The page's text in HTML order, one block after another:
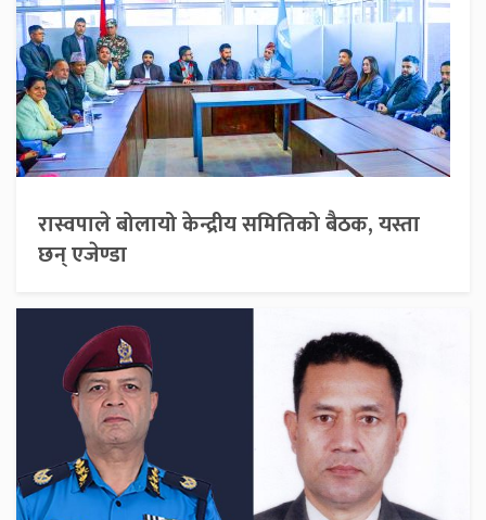
रास्वपाले बोलायो केन्द्रीय समितिको बैठक, यस्ता
छन् एजेण्डा